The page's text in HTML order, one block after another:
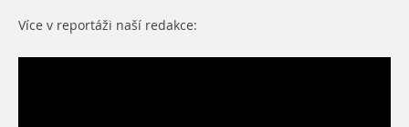
Více v reportáži naší redakce: